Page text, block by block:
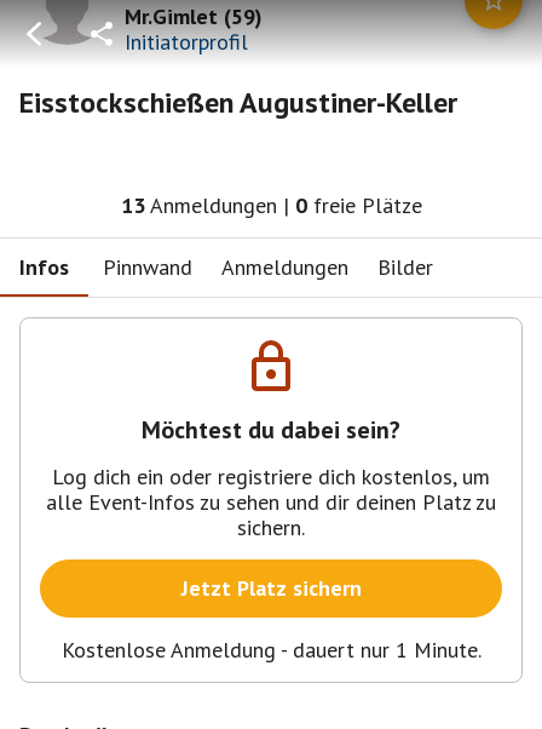
Mr.Gimlet(59)
Initiatorprofil
Eisstockschießen Augustiner-Keller
13Anmeldungen | 0 freie Plätze
Infos Pinnwand Anmeldungen Bilder
Möchtest du dabei sein?
Log dich ein oder registriere dich kostenlos, um
alle Event-Infos zu sehen und dir deinen Platz zu
sichern.
Jetzt Platz sichern
Kostenlose Anmeldung - dauert nur 1 Minute.